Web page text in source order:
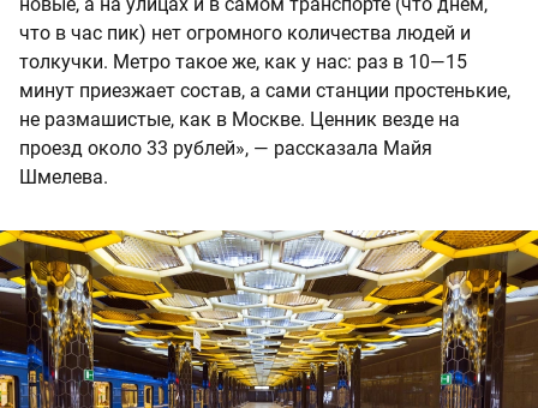
новые, а на улицах и в самом транспорте (что днем,
что в час пик) нет огромного количества людей и
толкучки. Метро такое же, как у нас: раз в 10—15
минут приезжает состав, а сами станции простенькие,
не размашистые, как в Москве. Ценник везде на
проезд около 33 рублей», — рассказала Майя
Шмелева.